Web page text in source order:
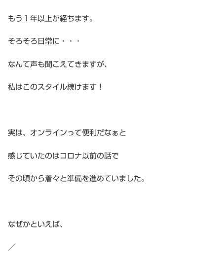
もう１年以上が経ちます。
そろそろ日常に・・・
なんて声も聞こえてきますが、
私はこのスタイル続けます！
実は、オンラインって便利だなぁと
感じていたのはコロナ以前の話で
その頃から着々と準備を進めていました。
なぜかといえば、
／